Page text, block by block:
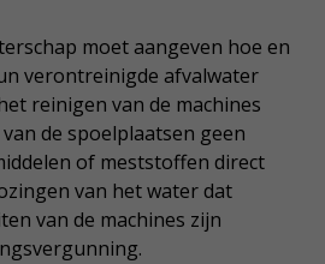
moet aangeven hoe en
verontreinigde afvalwater
reinigen van de machines
de spoelplaatsen geen
of meststoffen direct
van het water dat
van de machines zijn